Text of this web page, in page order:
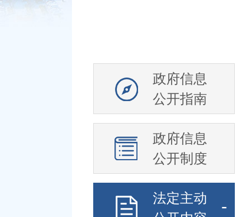
政府信息
公开指南
政府信息
公开制度
法定主动